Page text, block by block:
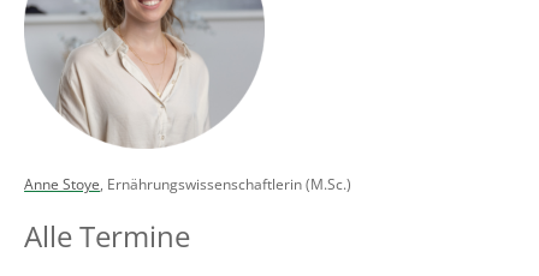
Anne Stoye, Ernährungswissenschaftlerin (M.Sc.)
Alle Termine